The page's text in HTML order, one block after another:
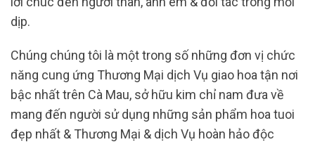
dịp.
Chúng chúng tôi là một trong số những đơn vị chức
năng cung ứng Thương Mại dịch Vụ giao hoa tận nơi
bậc nhất trên Cà Mau, sở hữu kim chỉ nam đưa về
mang đến người sử dụng những sản phẩm hoa tuoi
đẹp nhất & Thương Mại & dịch Vụ hoàn hảo độc